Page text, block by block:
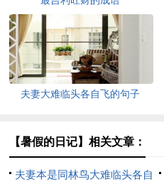
夫妻大难临头各自飞的句子
【暑假的日记】相关文章：
夫妻本是同林鸟大难临头各自